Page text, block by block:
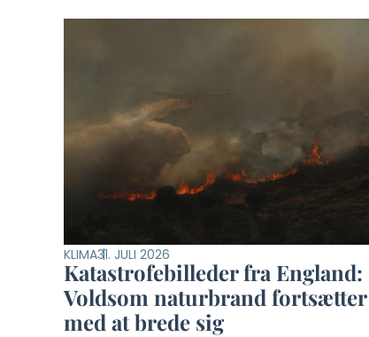
KLIMA31. JULI 2026
Katastrofebilleder fra England:
Voldsom naturbrand fortsætter
med at brede sig